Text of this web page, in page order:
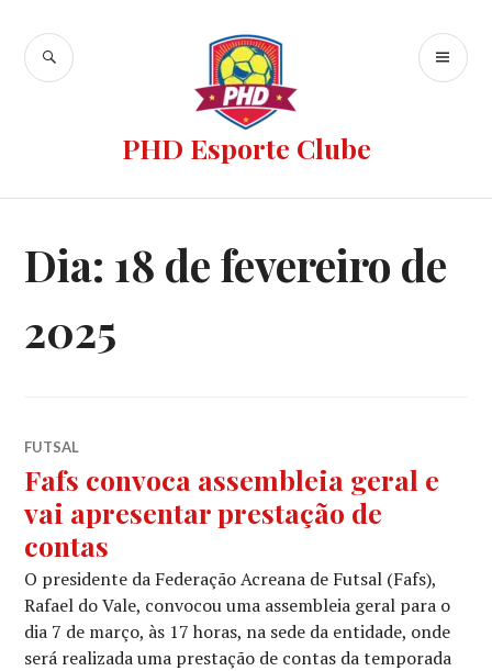
PHD Esporte Clube
Dia: 18 de fevereiro de
2025
FUTSAL
Fafs convoca assembleia geral e
vai apresentar prestação de
contas
O presidente da Federação Acreana de Futsal (Fafs),
Rafael do Vale, convocou uma assembleia geral para o
dia 7 de março, às 17 horas, na sede da entidade, onde
será realizada uma prestação de contas da temporada